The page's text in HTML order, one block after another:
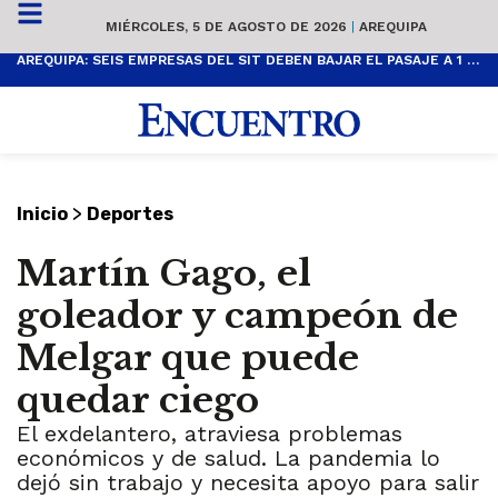
MIÉRCOLES, 5 DE AGOSTO DE 2026 | AREQUIPA
AREQUIPA: SEIS EMPRESAS DEL SIT DEBEN BAJAR EL PASAJE A 1 SOL
Inicio > Deportes
Martín Gago, el
goleador y campeón de
Melgar que puede
quedar ciego
El exdelantero, atraviesa problemas
económicos y de salud. La pandemia lo
dejó sin trabajo y necesita apoyo para salir